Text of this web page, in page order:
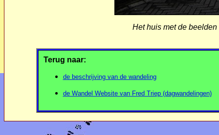
Het huis met de
Terug naar:
de beschrijving van de wandeling
de Wandel Website van Fred Triep (dagwandelingen)